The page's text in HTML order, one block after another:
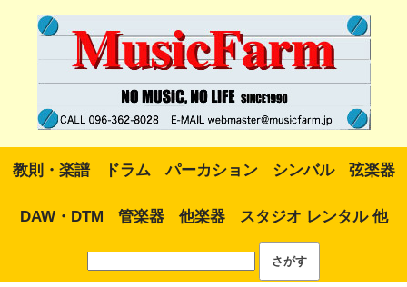
教則・楽譜 ドラム パーカション シンバル 弦楽器
DAW・DTM 管楽器 他楽器 スタジオ レンタル 他